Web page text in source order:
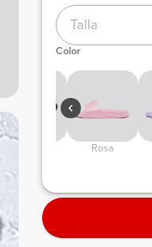
Talla
Color
Rosa